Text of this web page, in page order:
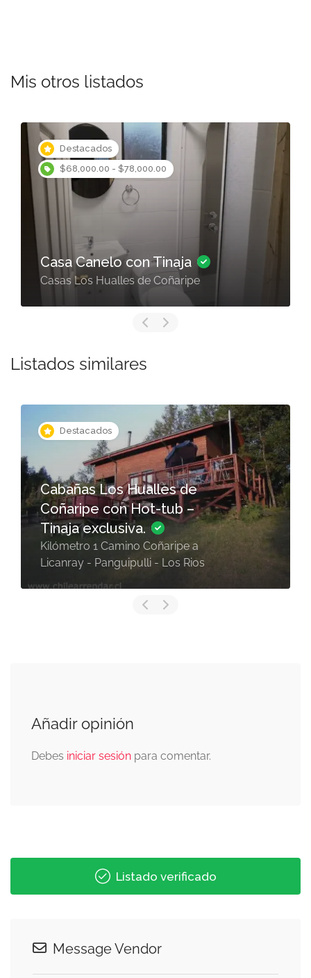
Mis otros listados
Destacados
$68,000.00 - $78,000.00
Casa Canelo con Tinaja
Casas Los Hualles de Coñaripe
Listados similares
Destacados
Cabañas Los Hualles de
Coñaripe con Hot-tub –
Tinaja exclusiva.
Kilómetro 1 Camino Coñaripe a
Licanray - Panguipulli - Los Rios
Añadir opinión
Debes iniciar sesión para comentar.
Listado verificado
Message Vendor